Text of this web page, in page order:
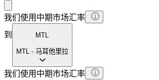
我们使用中期市场汇率
到
MTL
MTL - 马耳他里拉
我们使用中期市场汇率